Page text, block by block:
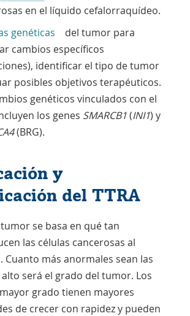
en el líquido cefalorraquídeo.
genéticas
del tumor para
cambios específicos
identificar el tipo de tumor
posibles objetivos terapéuticos.
genéticos vinculados con el
los genes SMARCB1(INI1) y
(BRG).
y
del TTRA
se basa en qué tan
las células cancerosas al
Cuanto más anormales sean las
alto será el grado del tumor. Los
grado tienen mayores
de crecer con rapidez y pueden